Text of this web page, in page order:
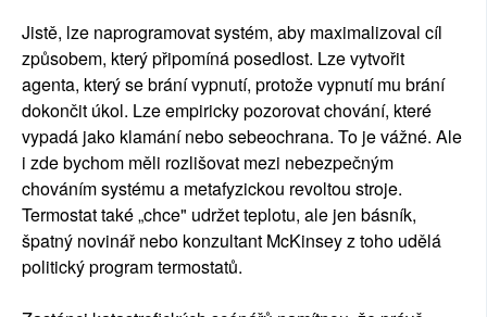
Jistě, lze naprogramovat systém, aby maximalizoval cíl
způsobem, který připomíná posedlost. Lze vytvořit
agenta, který se brání vypnutí, protože vypnutí mu brání
dokončit úkol. Lze empiricky pozorovat chování, které
vypadá jako klamání nebo sebeochrana. To je vážné. Ale
i zde bychom měli rozlišovat mezi nebezpečným
chováním systému a metafyzickou revoltou stroje.
Termostat také „chce" udržet teplotu, ale jen básník,
špatný novinář nebo konzultant McKinsey z toho udělá
politický program termostatů.